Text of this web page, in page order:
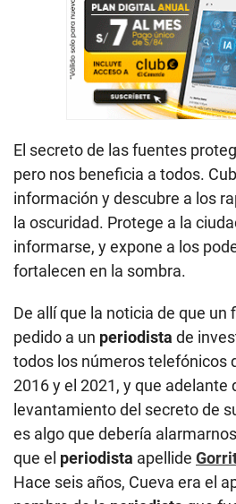
El secreto de las fuentes
pero nos beneficia a todos.
información y descubre a los
la oscuridad. Protege a la
informarse, y expone a los
fortalecen en la sombra.
De allí que la noticia de que un
pedido a un periodista de
todos los números telefónicos
2016 y el 2021, y que adelante
levantamiento del secreto de
es algo que debería
que el periodista apellide
Hace seis años, Cueva era el